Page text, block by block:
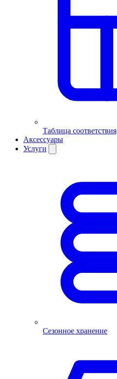
Таблица соответствия
Аксессуары
Услуги
Сезонное хранение